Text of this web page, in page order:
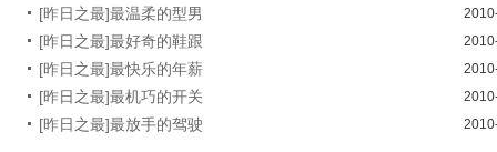
[昨日之最]最温柔的型男
[昨日之最]最好奇的鞋跟
[昨日之最]最快乐的年薪
[昨日之最]最机巧的开关
[昨日之最]最放手的驾驶